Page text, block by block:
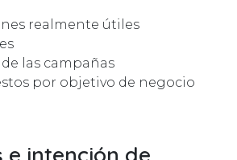
realmente útiles
las campañas
por objetivo de negocio
e intención de